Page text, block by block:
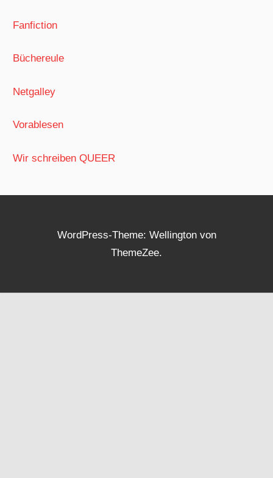
Fanfiction
Büchereule
Netgalley
Vorablesen
Wir schreiben QUEER
WordPress-Theme: Wellington von
ThemeZee.